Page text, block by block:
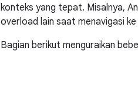
konteks yang tepat. Misalnya,
overload lain saat menavigasi
Bagian berikut menguraikan